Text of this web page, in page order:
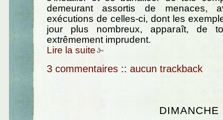
demeurant assortis de menaces,
exécutions de celles-ci, dont les
jour plus nombreux, apparaît, de
extrêmement imprudent.
Lire la suite
3 commentaires :: aucun trackback